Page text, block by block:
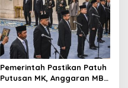
Pemerintah Pastikan Patuh
Putusan MK, Anggaran MBG